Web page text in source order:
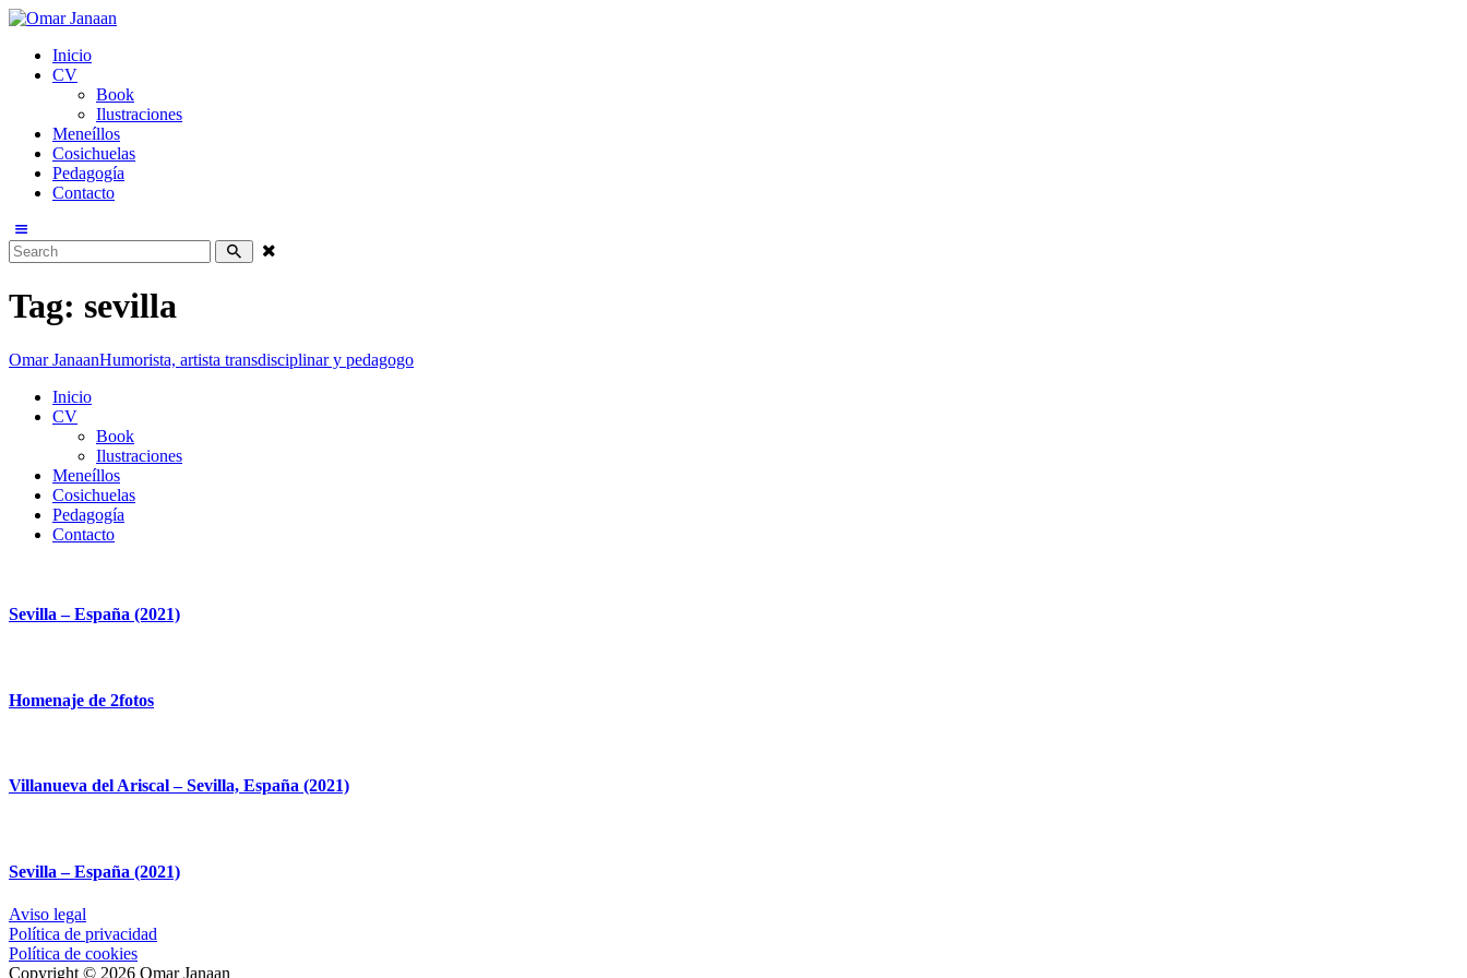
Inicio
CV
Book
Ilustraciones
Meneíllos
Cosichuelas
Pedagogía
Contacto
Tag: sevilla
Omar JanaanHumorista, artista transdisciplinar y pedagogo
Inicio
CV
Book
Ilustraciones
Meneíllos
Cosichuelas
Pedagogía
Contacto
Sevilla – España (2021)
Homenaje de 2fotos
Villanueva del Ariscal – Sevilla, España (2021)
Sevilla – España (2021)
Aviso legal
Política de privacidad
Política de cookies
Copyright © 2026 Omar Janaan